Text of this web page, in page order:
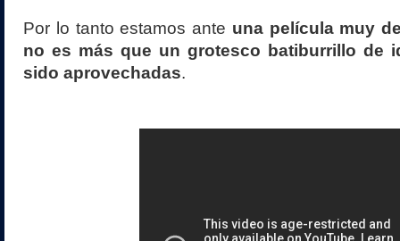
Por lo tanto estamos ante una película muy
no es más que un grotesco batiburrillo de
sido aprovechadas.